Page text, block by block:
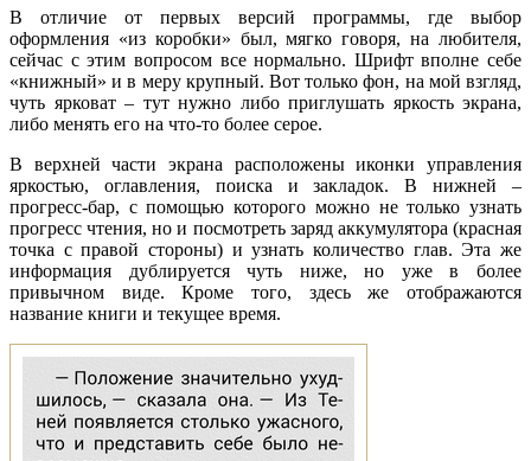
В отличие от первых версий программы, где выбор
оформления «из коробки» был, мягко говоря, на любителя,
сейчас с этим вопросом все нормально. Шрифт вполне себе
«книжный» и в меру крупный. Вот только фон, на мой взгляд,
чуть ярковат – тут нужно либо приглушать яркость экрана,
либо менять его на что-то более серое.
В верхней части экрана расположены иконки управления
яркостью, оглавления, поиска и закладок. В нижней –
прогресс-бар, с помощью которого можно не только узнать
прогресс чтения, но и посмотреть заряд аккумулятора (красная
точка с правой стороны) и узнать количество глав. Эта же
информация дублируется чуть ниже, но уже в более
привычном виде. Кроме того, здесь же отображаются
название книги и текущее время.